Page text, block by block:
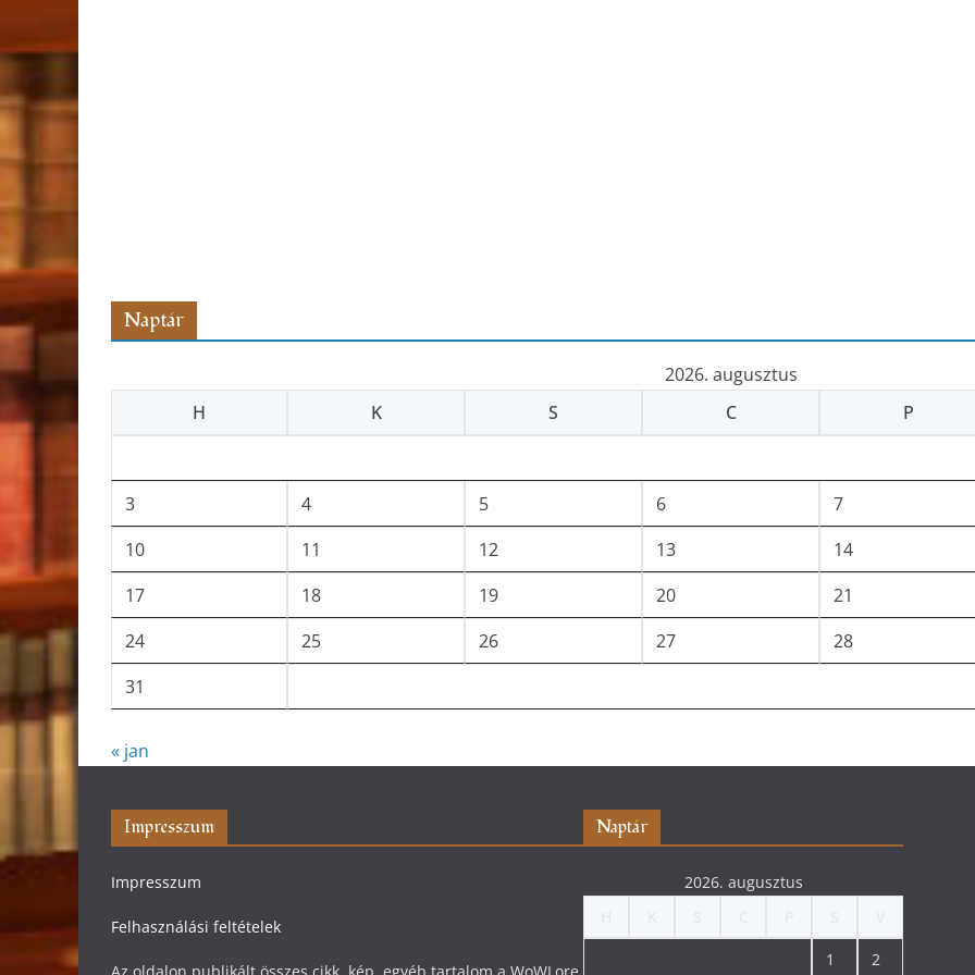
Naptár
2026. augusztus
H
K S C P
3
4 5 6 7
10
11 12 13 14
17
18 19 20 21
24
25 26 27 28
31
« jan
Impresszum
Impresszum
Felhasználási feltételek
Naptár
2026. augusztus
1 2